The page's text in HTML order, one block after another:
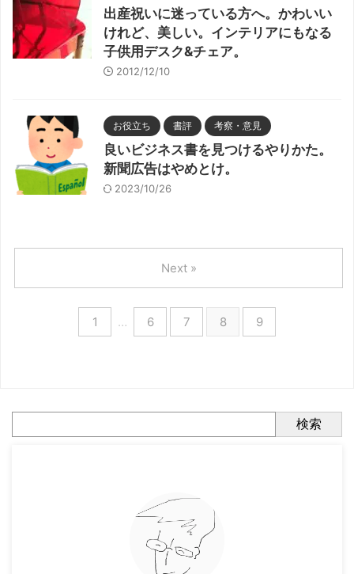
出産祝いに迷っている方へ。かわいい
けれど、美しい。インテリアにもなる
子供用デスク&チェア。
2012/12/10
お役立ち 書評 考察・意見
良いビジネス書を見つけるやりかた。
新聞広告はやめとけ。
2023/10/26
1 … 6 7 8 9
Next »
検索